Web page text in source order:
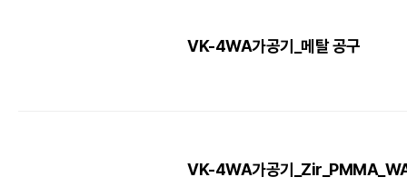
VK-4WA가공기_메탈 공구
VK-4WA가공기